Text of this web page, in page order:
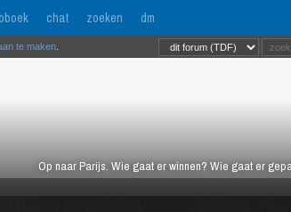
chat zoeken dm
Op naar Parijs. Wie gaat er winnen? Wie gaat er
te maken